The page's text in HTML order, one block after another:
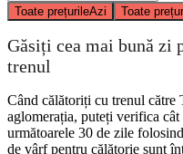
Toate prețurileAzi Toate
Găsiți cea mai bună zi
trenul
Când călătoriți cu trenul către
aglomerația, puteți verifica
următoarele 30 de zile
de vârf pentru călătorie sunt